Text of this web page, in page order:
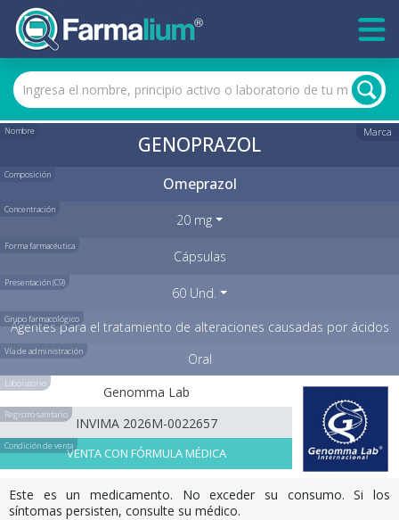
Nombre Marca
GENOPRAZOL
Composición Omeprazol
Concentración
20 mg
Forma farmacéutica
Cápsulas
Presentación (C9)
60 Und.
Grupo farmacológico
Agentes para el tratamiento de alteraciones causadas por ácidos
Vía de administración Oral
Laboratorio
Genomma Lab
Registro sanitario
INVIMA 2026M-0022657
Condición de ventaVENTA CON FÓRMULA MÉDICA
Este es un medicamento. No exceder su consumo. Si los
síntomas persisten, consulte su médico.